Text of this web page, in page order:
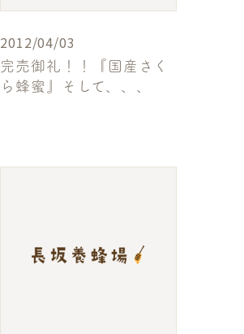
2012/04/03
完売御礼！！『国産さく
ら蜂蜜』そして、、、